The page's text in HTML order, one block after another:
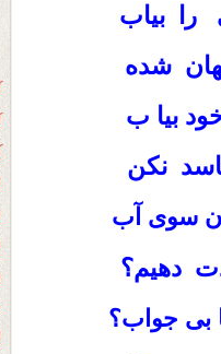
را بیاب
شده
بیا ب
نکن
سوی آب
دهیم؟
بی جواب؟